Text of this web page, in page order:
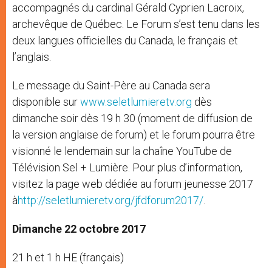
accompagnés du cardinal Gérald Cyprien Lacroix,
archevêque de Québec. Le Forum s’est tenu dans les
deux langues officielles du Canada, le français et
l’anglais.
Le message du Saint-Père au Canada sera
disponible surwww.seletlumieretv.org dès
dimanche soir dès 19 h 30 (moment de diffusion de
la version anglaise de forum) et le forum pourra être
visionné le lendemain sur la chaîne YouTube de
Télévision Sel + Lumière. Pour plus d’information,
visitez la page web dédiée au forum jeunesse 2017
àhttp://seletlumieretv.org/jfdforum2017/
Dimanche 22 octobre 2017
21 h et 1 h HE (français)